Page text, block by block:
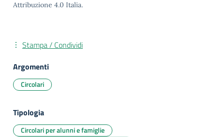
Attribuzione 4.0 Italia.
Stampa / Condividi
Argomenti
Circolari
Tipologia
Circolari per alunni e famiglie